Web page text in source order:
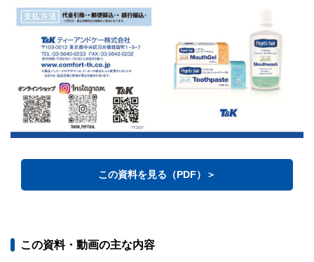
この資料を見る（PDF）＞
この資料・動画の主な内容